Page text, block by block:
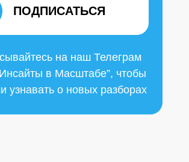
ПОДПИСАТЬСЯ
на наш Телеграм
в Масштабе”, чтобы
узнавать о новых разборах